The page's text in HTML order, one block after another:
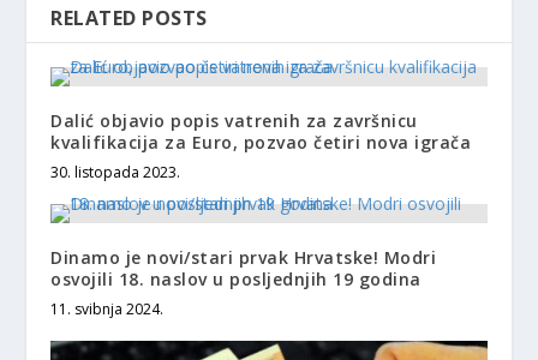
RELATED POSTS
Dalić objavio popis vatrenih za završnicu
kvalifikacija za Euro, pozvao četiri nova igrača
30. listopada 2023.
Dinamo je novi/stari prvak Hrvatske! Modri
osvojili 18. naslov u posljednjih 19 godina
11. svibnja 2024.